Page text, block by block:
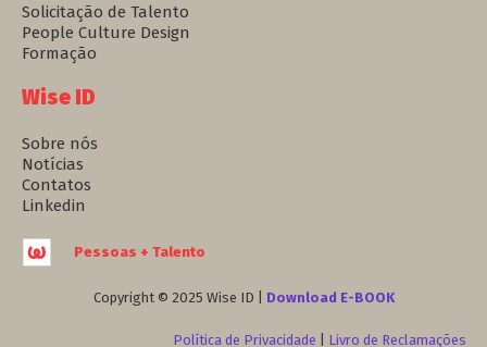
Solicitação de Talento
People Culture Design
Formação
Wise ID
Sobre nós
Notícias
Contatos
Linkedin
Pessoas + Talento
Copyright © 2025 Wise ID | Download E-BOOK
Política de Privacidade Livro de Reclamações